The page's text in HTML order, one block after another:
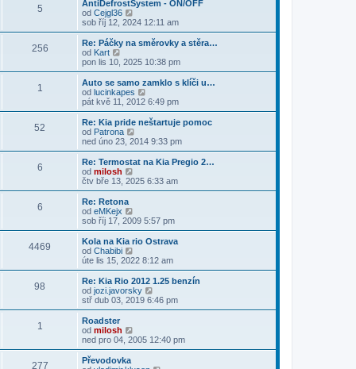
k
p
ě
v
e
k
í
ř
í
s
ě
v
e
k
l
e
d
n
í
ř
í
s
p
ě
v
e
k
t
o
s
l
d
n
í
p
ř
í
s
p
ě
v
e
k
a
z
i
t
p
s
l
e
d
n
í
p
ř
í
s
p
ě
v
e
k
5
AntiDefrostSystem - ON/OFF
od Cejgl36
o
b
r
z
p
o
s
e
d
n
í
p
í
s
v
e
k
sob říj 12, 2024 12:11 am
256
Re: Páčky na směrovky a stěra…
od Kart
o
b
r
a
z
i
t
p
o
s
e
d
n
í
p
ř
í
s
p
ě
v
e
k
pon lis 10, 2025 10:38 pm
1
Auto se samo zamklo s klíči u…
od lucinkapes
o
b
r
z
p
o
s
n
í
p
í
s
p
ě
v
e
pát kvě 11, 2012 6:49 pm
52
Re: Kia pride neštartuje pomoc
od Patrona
o
b
r
z
o
s
e
n
í
p
ř
í
s
v
e
ned úno 23, 2014 9:33 pm
6
Re: Termostat na Kia Pregio 2…
od milosh
o
b
z
t
p
o
s
e
d
n
í
í
s
čtv bře 13, 2025 6:33 am
6
Re: Retona
od eMKejx
o
b
r
z
t
p
o
s
n
í
sob říj 17, 2009 5:57 pm
4469
Kola na Kia rio Ostrava
od Chabibi
o
b
r
a
z
o
s
úte lis 15, 2022 8:12 am
98
Re: Kia Rio 2012 1.25 benzín
od jozi.javorsky
o
b
z
p
stř dub 03, 2019 6:46 pm
1
Roadster
od milosh
o
b
a
ned pro 04, 2005 12:40 pm
277
Převodovka